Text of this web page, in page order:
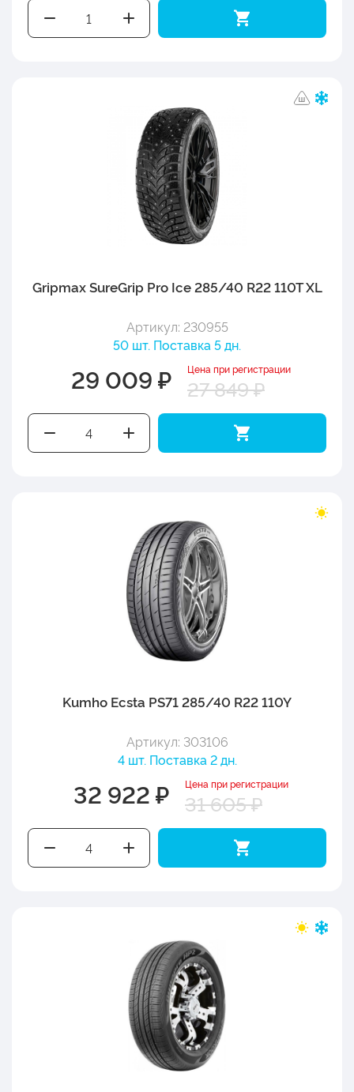
Gripmax SureGrip Pro Ice 285/40 R22 110T XL
Артикул: 230955
50 шт. Поставка 5 дн.
29 009 ₽ Цена при регистрации
27 849 ₽
Kumho Ecsta PS71 285/40 R22 110Y
Артикул: 303106
4 шт. Поставка 2 дн.
32 922 ₽ Цена при регистрации
31 605 ₽